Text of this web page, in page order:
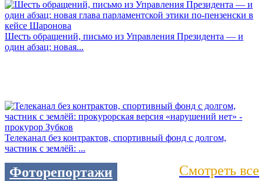
Шесть обращений, письмо из Управления Президента — и
один абзац: новая...
Телеканал без контрактов, спортивный фонд с долгом,
частник с землёй: ...
Фоторепортажи Смотреть все